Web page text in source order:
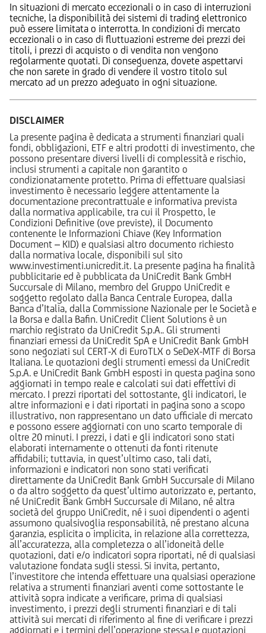
In situazioni di mercato eccezionali o in caso di interruzioni
tecniche, la disponibilità dei sistemi di trading elettronico
può essere limitata o interrotta. In condizioni di mercato
eccezionali o in caso di fluttuazioni estreme dei prezzi dei
titoli, i prezzi di acquisto o di vendita non vengono
regolarmente quotati. Di conseguenza, dovete aspettarvi
che non sarete in grado di vendere il vostro titolo sul
mercato ad un prezzo adeguato in ogni situazione.
DISCLAIMER
La presente pagina è dedicata a strumenti finanziari quali
fondi, obbligazioni, ETF e altri prodotti di investimento, che
possono presentare diversi livelli di complessità e rischio,
inclusi strumenti a capitale non garantito o
condizionatamente protetto. Prima di effettuare qualsiasi
investimento è necessario leggere attentamente la
documentazione precontrattuale e informativa prevista
dalla normativa applicabile, tra cui il Prospetto, le
Condizioni Definitive (ove previste), il Documento
contenente le Informazioni Chiave (Key Information
Document – KID) e qualsiasi altro documento richiesto
dalla normativa locale, disponibili sul sito
www.investimenti.unicredit.it. La presente pagina ha finalità
pubblicitarie ed è pubblicata da UniCredit Bank GmbH
Succursale di Milano, membro del Gruppo UniCredit e
soggetto regolato dalla Banca Centrale Europea, dalla
Banca d’Italia, dalla Commissione Nazionale per le Società e
la Borsa e dalla Bafin. UniCredit Client Solutions è un
marchio registrato da UniCredit S.p.A.. Gli strumenti
finanziari emessi da UniCredit SpA e UniCredit Bank GmbH
sono negoziati sul CERT-X di EuroTLX o SeDeX-MTF di Borsa
Italiana. Le quotazioni degli strumenti emessi da UniCredit
S.p.A. e UniCredit Bank GmbH esposti in questa pagina sono
aggiornati in tempo reale e calcolati sui dati effettivi di
mercato. I prezzi riportati del sottostante, gli indicatori, le
altre informazioni e i dati riportati in pagina sono a scopo
illustrativo, non rappresentano un dato ufficiale di mercato
e possono essere aggiornati con uno scarto temporale di
oltre 20 minuti. I prezzi, i dati e gli indicatori sono stati
elaborati internamente o ottenuti da fonti ritenute
affidabili; tuttavia, in quest’ultimo caso, tali dati,
informazioni e indicatori non sono stati verificati
direttamente da UniCredit Bank GmbH Succursale di Milano
o da altro soggetto da quest’ultimo autorizzato e, pertanto,
né UniCredit Bank GmbH Succursale di Milano, né altra
società del gruppo UniCredit, né i suoi dipendenti o agenti
assumono qualsivoglia responsabilità, né prestano alcuna
garanzia, esplicita o implicita, in relazione alla correttezza,
all’accuratezza, alla completezza o all’idoneità delle
quotazioni, dati e/o indicatori sopra riportati, né di qualsiasi
valutazione fondata sugli stessi. Si invita, pertanto,
l’investitore che intenda effettuare una qualsiasi operazione
relativa a strumenti finanziari aventi come sottostante le
attività sopra indicate a verificare, prima di qualsiasi
investimento, i prezzi degli strumenti finanziari e di tali
attività sui mercati di riferimento al fine di verificare i prezzi
aggiornati e i termini dell’operazione stessa.Le quotazioni